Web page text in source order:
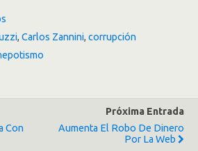
, Carlos Zannini, corrupción
Con
Próxima Entrada
Aumenta El Robo De Dinero
Por La Web